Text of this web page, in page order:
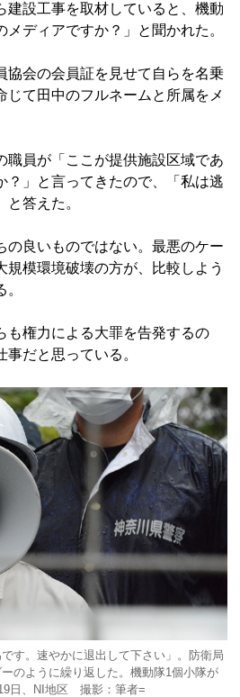
設工事を取材していると、機動
ディアですか？」と聞かれた。
会の会員証を見せて自らを名乗
じて田中のフルネームと所属をメ
員が「ここが提供施設区域であ
？」と言ってきたので、「私は逃
答えた。
良いものではない。最悪のケー
規模環境破壊の方が、比較しよう
権力による大罪を告発するの
だと思っている。
す。速やかに退出して下さい」。防衛局
のように繰り返した。機動隊1個小隊が
日、NI地区 撮影：筆者=